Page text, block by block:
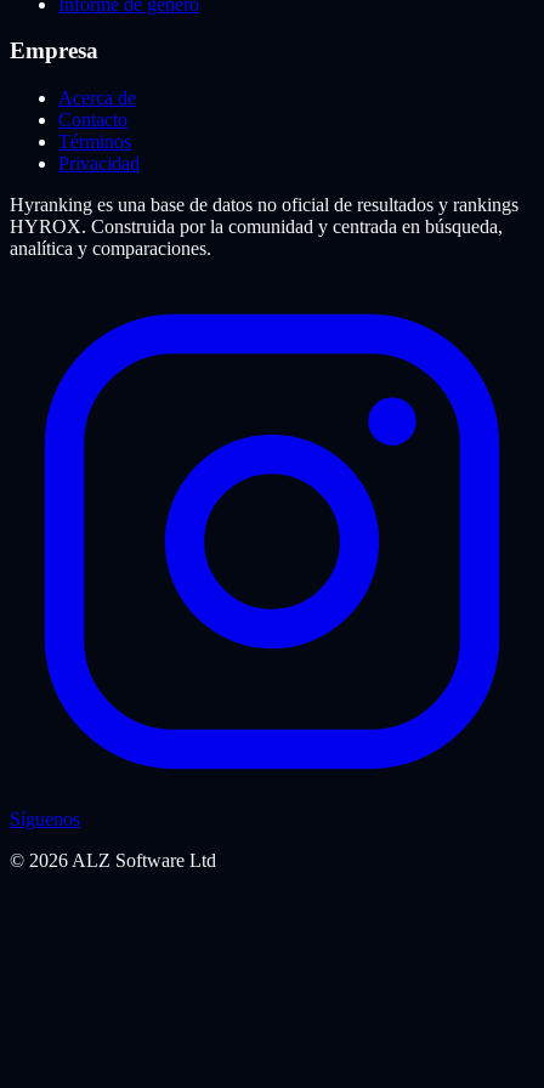
Empresa
Acerca de
Contacto
Términos
Privacidad
Hyranking es una base de datos no oficial de resultados y rankings
HYROX. Construida por la comunidad y centrada en búsqueda,
analítica y comparaciones.
Síguenos
© 2026 ALZ Software Ltd